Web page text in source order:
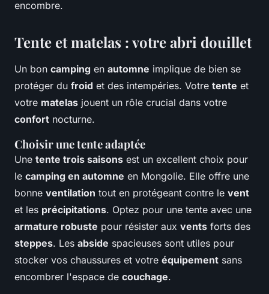
encombre.
Tente et matelas : votre abri douillet
Un bon camping en automne implique de bien se
protéger du froid et des intempéries. Votre tente et
votre matelas jouent un rôle crucial dans votre
confort nocturne.
Choisir une tente adaptée
Une tente trois saisons est un excellent choix pour
le camping en automne en Mongolie. Elle offre une
bonne ventilation tout en protégeant contre le vent
et les précipitations. Optez pour une tente avec une
armature robuste pour résister aux vents forts des
steppes. Les abside spacieuses sont utiles pour
stocker vos chaussures et votre équipement sans
encombrer l'espace de couchage.